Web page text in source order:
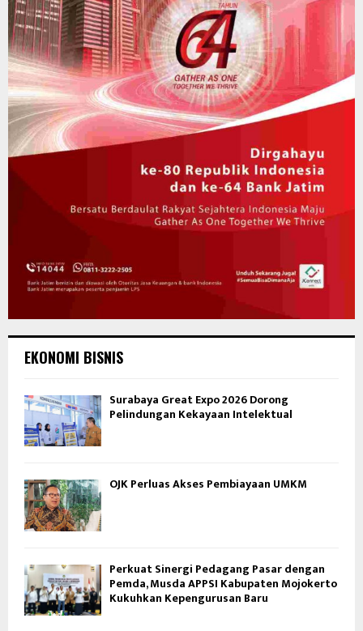
EKONOMI BISNIS
Surabaya Great Expo 2026 Dorong
Pelindungan Kekayaan Intelektual
OJK Perluas Akses Pembiayaan UMKM
Perkuat Sinergi Pedagang Pasar dengan
Pemda, Musda APPSI Kabupaten Mojokerto
Kukuhkan Kepengurusan Baru